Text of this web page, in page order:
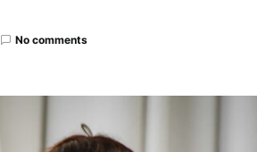
No comments